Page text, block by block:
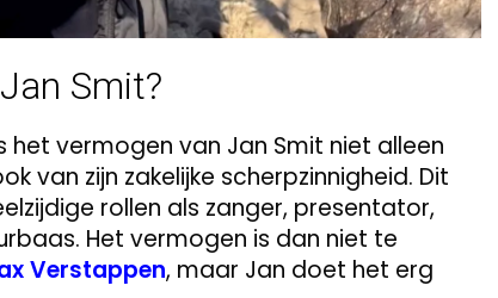
Smit?
vermogen van Jan Smit niet alleen
van zijn zakelijke scherpzinnigheid. Dit
rollen als zanger, presentator,
Het vermogen is dan niet te
Verstappen, maar Jan doet het erg